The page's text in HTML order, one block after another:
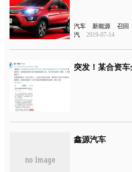
汽车 新能源 召回
汽
2019-07-14
鑫源汽车